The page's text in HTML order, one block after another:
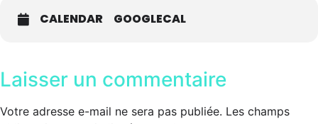
CALENDAR GOOGLECAL
Laisser un commentaire
Votre adresse e-mail ne sera pas publiée. Les champs